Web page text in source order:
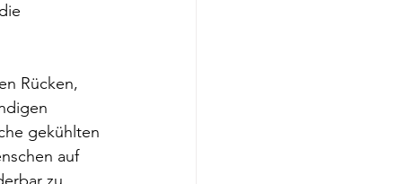
Rücken,
gekühlten
auf